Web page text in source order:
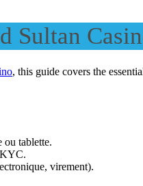
Sultan
, this guide covers the
ou tablette.
KYC.
virement).